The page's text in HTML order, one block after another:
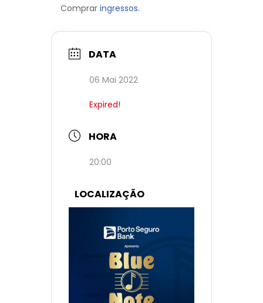
Comprar ingressos.
DATA
06 Mai 2022
Expired!
HORA
20:00
LOCALIZAÇÃO